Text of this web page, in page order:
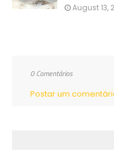
August 13,
0 Comentários
Postar um